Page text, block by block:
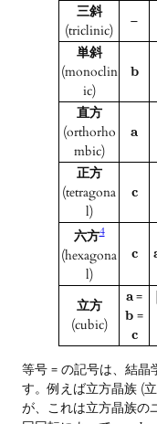
三斜
(triclinic)
–
単斜
(monoclin
ic)
b
直方
(orthorho
mbic)
a
正方
(tetragona
l)
c
六方4
(hexagona
l)
c
立方
(cubic)
a=
b=
c
等号 = の記号は、結晶
す。例えば立方晶族 (
が、これは立方晶族の